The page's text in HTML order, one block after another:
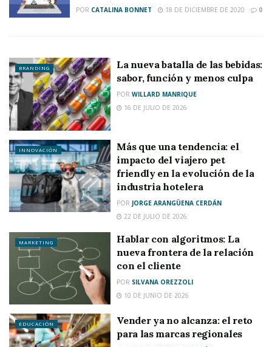
POR CATALINA BONNET 18 DE DICIEMBRE DE 2020 0
BRANDING
La nueva batalla de las bebidas:
sabor, función y menos culpa
POR WILLARD MANRIQUE
16 DE JULIO DE 2026
INNOVACIÓN
Más que una tendencia: el
impacto del viajero pet
friendly en la evolución de la
industria hotelera
POR JORGE ARANGÜENA CERDÁN
22 DE JULIO DE 2026
MARKETING
Hablar con algoritmos: La
nueva frontera de la relación
con el cliente
POR SILVANA OREZZOLI
10 DE JUNIO DE 2026
EDUCACIÓN
Vender ya no alcanza: el reto
para las marcas regionales